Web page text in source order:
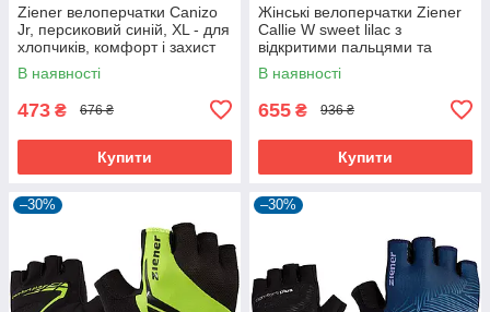
Ziener велоперчатки Canizo
Jr, персиковий синій, XL - для
хлопчиків, комфорт і захист
В наявності
473 ₴ 676 ₴
Купити
Жінські велоперчатки Ziener
Callie W sweet lilac з
відкритими пальцями та
дихаючою шкірою Amara
В наявності
655 ₴ 936 ₴
Купити
–30% –30%